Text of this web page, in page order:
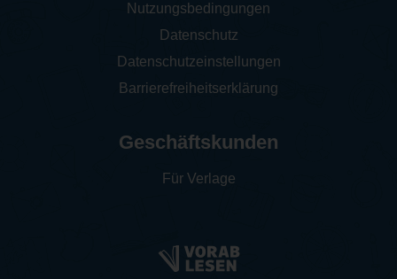
Nutzungsbedingungen
Datenschutz
Datenschutzeinstellungen
Barrierefreiheitserklärung
Geschäftskunden
Für Verlage